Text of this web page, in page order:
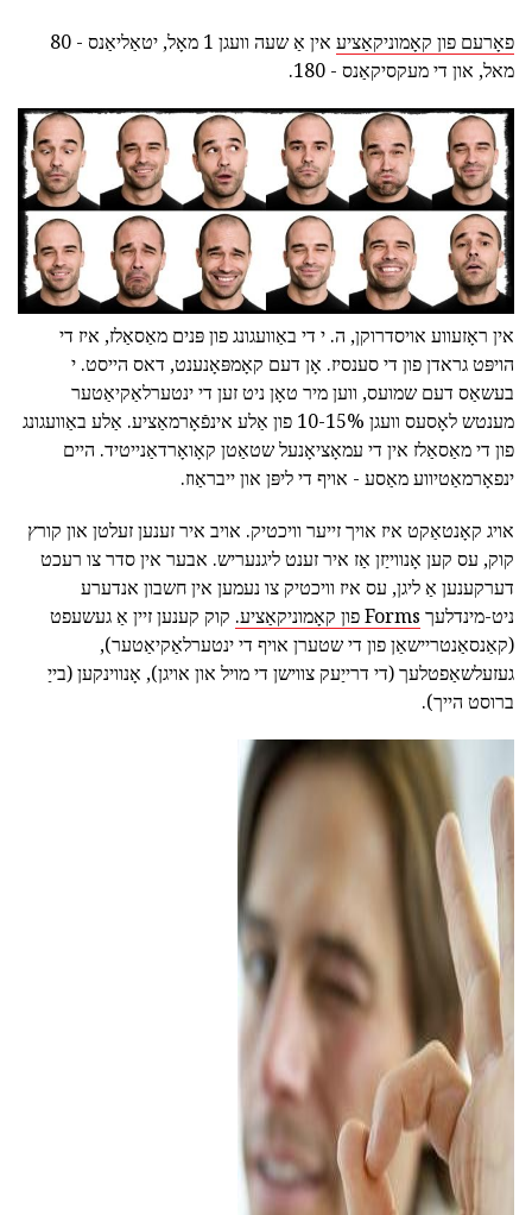
פאָרעם פון קאָמוניקאַציע
אין אַ שעה וועגן 1 מאָל, יטאַליאַנס - 80
מאל, און די מעקסיקאַנס - 180.
אין ראָזעווע אויסדרוקן, ה. י די באַוועגונג פון פּנים מאַסאַלז, איז די
הויפּט גראדן פון די סענסיז. אָן דעם קאָמפּאָנענט, דאס הייסט. י
בעשאַס דעם שמועס, ווען מיר טאָן ניט זען די ינטערלאַקיאַטער
מענטש לאָסעס וועגן 10-15% פון אַלע אינפֿאָרמאַציע. אַלע באַוועגונג
פון די מאַסאַלז אין די עמאָציאָנעל שטאַטן קאָואָרדאַנייטיד. היים
ינפאָרמאַטיווע מאַסע - אויף די ליפּן און ייבראַוז.
אויג קאָנטאַקט איז אויך זייער וויכטיק. אויב איר זענען זעלטן און קורץ
קוק, עס קען אָנווייַזן אַז איר זענט ליגנעריש. אבער אין סדר צו רעכט
דערקענען אַ ליגן, עס איז וויכטיק צו נעמען אין חשבון אנדערע
ניט-מינדלעך Forms פון קאָמוניקאַציע.
קוק קענען זיין אַ געשעפט
(קאַנסאַנטריישאַן פון די שטערן אויף די ינטערלאַקיאַטער),
געזעלשאַפטלעך (די דרייַעק צווישן די מויל און אויגן), אָנווינקען (בייַ
ברוסט הייך).